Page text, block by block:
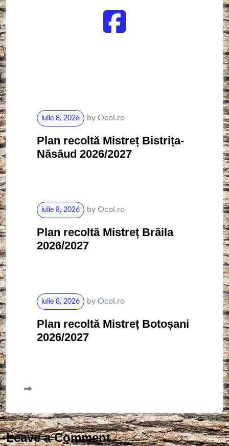
iulie 8, 2026 by Ocol.ro
Plan recoltă Mistreț Bistrița-
Năsăud 2026/2027
iulie 8, 2026 by Ocol.ro
Plan recoltă Mistreț Brăila
2026/2027
iulie 8, 2026 by Ocol.ro
Plan recoltă Mistreț Botoșani
2026/2027
Leave a Comment